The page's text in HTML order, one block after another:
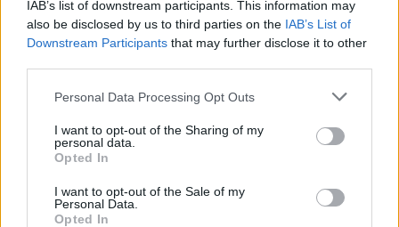
IAB’s list of downstream participants. This information may
also be disclosed by us to third parties on the IAB’s List of
Downstream Participants that may further disclose it to other
Personal Data Processing Opt Outs
I want to opt-out of the Sharing of my
personal data.
Opted In
I want to opt-out of the Sale of my
Personal Data.
Opted In
Székely Sport
jönni fognak a jó eredmények
B. Máthé Zsuzsa: Az élet
„doktoriját” végeztem el az